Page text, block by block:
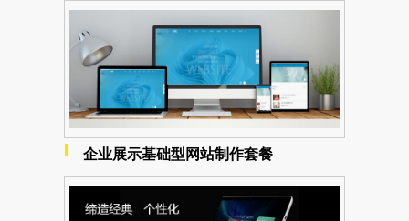
企业展示基础型网站制作套餐